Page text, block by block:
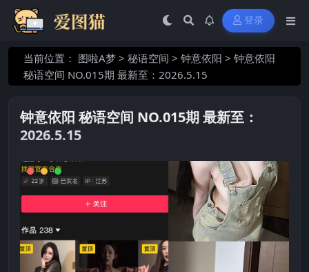
登录
当前位置： 图啦A梦 > 秘语空间 > 钟意依阳 > 钟意依阳
秘语空间 NO.015期 最新至：2026.5.15
钟意依阳 秘语空间 NO.015期 最新至：
2026.5.15